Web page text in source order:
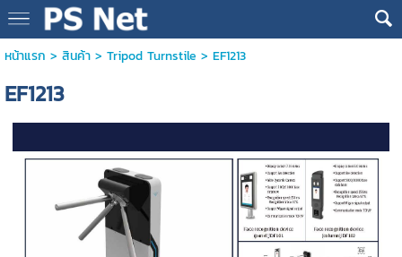
หน้าแรก > สินค้า> Tripod Turnstile > EF1213
EF1213